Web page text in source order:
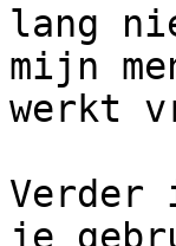
lang
mijn
werkt
Verder
je